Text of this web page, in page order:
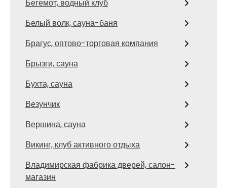
Бегемот, водный клуб
Белый волк, сауна-баня
Брагус, оптово-торговая компания
Брызги, сауна
Бухта, сауна
Везунчик
Вершина, сауна
Викинг, клуб активного отдыха
Владимирская фабрика дверей, салон-
магазин